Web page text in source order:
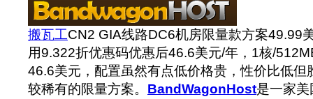
搬瓦工CN2 GIA线路DC6机房限量款方案49.99
用9.322折优惠码优惠后46.6美元/年，1核/
46.6美元，配置虽然有点低价格贵，性价比低但
较稀有的限量方案。 BandWagonHost是一家